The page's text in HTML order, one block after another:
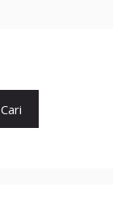
Cari